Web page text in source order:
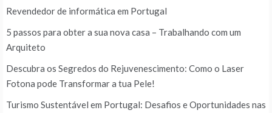
Revendedor de informática em Portugal
5 passos para obter a sua nova casa – Trabalhando com um
Arquiteto
Descubra os Segredos do Rejuvenescimento: Como o Laser
Fotona pode Transformar a tua Pele!
Turismo Sustentável em Portugal: Desafios e Oportunidades nas